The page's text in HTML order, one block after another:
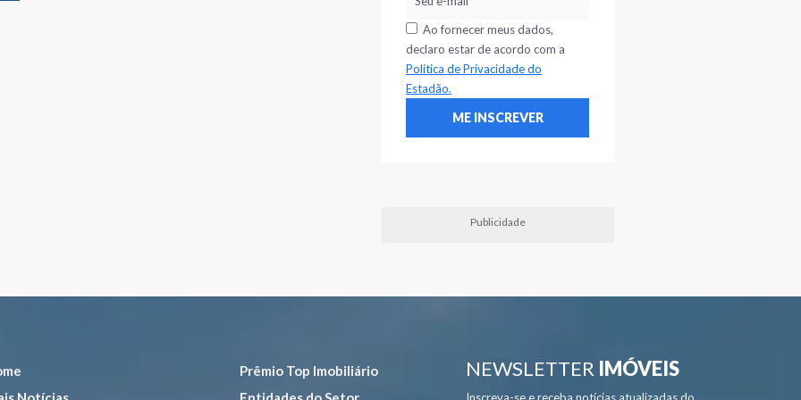
Ao fornecer meus dados,
declaro estar de acordo com a
Política de Privacidade do
Estadão.
Publicidade
Prêmio Top Imobiliário
NEWSLETTER IMÓVEIS